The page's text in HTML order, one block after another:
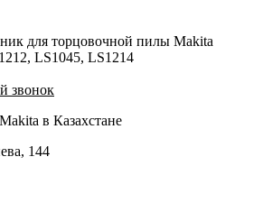
для торцовочной пилы Makita
LS1045, LS1214
звонок
в Казахстане
144